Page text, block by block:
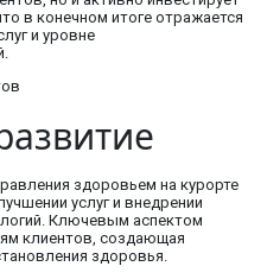
в конечном итоге отражается
и уровне
здоровьем на курорте
услуг и внедрении
Ключевым аспектом
клиентов, создающая
здоровья.